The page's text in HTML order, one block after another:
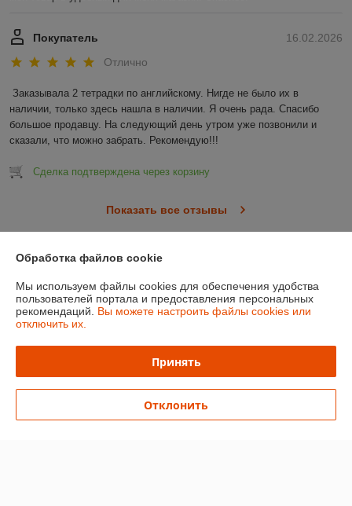
16.02.2026
Покупатель
Отлично
Заказывала 2 тетрадки по английскому. Нигде не было их в
наличии, только здесь нашла в наличии. Я очень рада. Спасибо
большое продавцу. На следующий день утром уже позвонили и
сказали, что можно забрать. Рекомендую!!!
Сделка подтверждена через корзину
Показать все отзывы
О нас
Контакты
График работы
Обработка файлов cookie
Мы используем файлы cookies для обеспечения удобства
пользователей портала и предоставления персональных
рекомендаций. Вы можете настроить файлы cookies или
отключить их.
Принять
Отклонить